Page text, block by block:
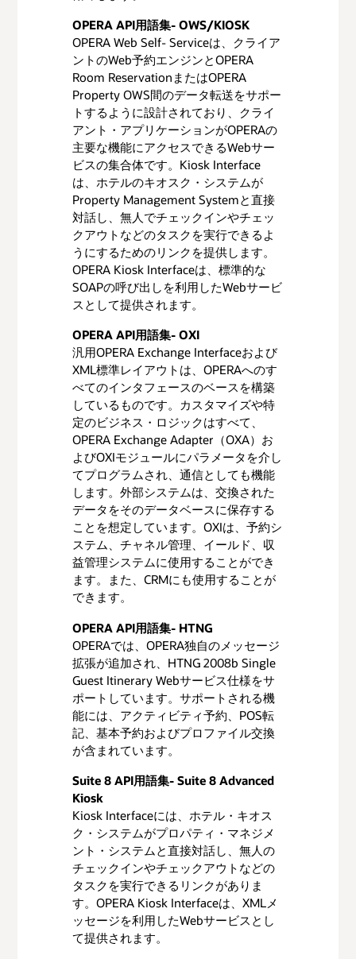
OPERA API用語集- OWS/KIOSK
OPERA Web Self- Serviceは、クライア
ントのWeb予約エンジンとOPERA
Room ReservationまたはOPERA
Property OWS間のデータ転送をサポー
トするように設計されており、クライ
アント・アプリケーションがOPERAの
主要な機能にアクセスできるWebサー
ビスの集合体です。Kiosk Interface
は、ホテルのキオスク・システムが
Property Management Systemと直接
対話し、無人でチェックインやチェッ
クアウトなどのタスクを実行できるよ
うにするためのリンクを提供します。
OPERA Kiosk Interfaceは、標準的な
SOAPの呼び出しを利用したWebサービ
スとして提供されます。
OPERA API用語集- OXI
汎用OPERA Exchange Interfaceおよび
XML標準レイアウトは、OPERAへのす
べてのインタフェースのベースを構築
しているものです。カスタマイズや特
定のビジネス・ロジックはすべて、
OPERA Exchange Adapter（OXA）お
よびOXIモジュールにパラメータを介し
てプログラムされ、通信としても機能
します。外部システムは、交換された
データをそのデータベースに保存する
ことを想定しています。OXIは、予約シ
ステム、チャネル管理、イールド、収
益管理システムに使用することができ
ます。また、CRMにも使用することが
できます。
OPERA API用語集- HTNG
OPERAでは、OPERA独自のメッセージ
拡張が追加され、HTNG 2008b Single
Guest Itinerary Webサービス仕様をサ
ポートしています。サポートされる機
能には、アクティビティ予約、POS転
記、基本予約およびプロファイル交換
が含まれています。
Suite 8 API用語集- Suite 8 Advanced
Kiosk
Kiosk Interfaceには、ホテル・キオス
ク・システムがプロパティ・マネジメ
ント・システムと直接対話し、無人の
チェックインやチェックアウトなどの
タスクを実行できるリンクがありま
す。OPERA Kiosk Interfaceは、XMLメ
ッセージを利用したWebサービスとし
て提供されます。
オラクルが判断する*オラクル製品を
補完するパートナー・ソリューショ
ンであること
業界のセキュリティ標準に準拠して
いるパートナー・ソリューションで
あること
パートナー・ソリューションがセキ
ュアであり、オラクル・ソフトウェ
アを外部へのエクスポージャや漏洩
の危険にさらさないこと
パートナー・ソリューションは、必
要に応じてPCIに準拠していること
（PCI DSS、PCI PTS、PCI P2PE、PCI
PA DSSを含む）
サポートおよび販売チャネル
パートナーは、パートナー・ソリュ
ーションについて、お客様に継続的
なサポート・サービスを提供するこ
と
パートナーは、アクティブな販売チ
ャネル（社内、アウトソーシング、
またはディーラー/リセラーネットワ
ーク）を持っていること
既存製品
パートナー・ソリューションは一般
的に利用可能
ホテル・パートナーの統合基準の説明
メタ検索接続と分析／入札ツールの
組み合わせ
企業RFP管理（コンソーシアム）
Webサイト・コンテンツ管理
OTA販売管理
PMS
CRM
アップセル
レピュテーション管理
バウチャー
IDとパスポート・スキャンニング
ハウスキーピング管理
宿泊前後のマーケティング
イールド／収益管理
レート・ショッピング
販売およびケータリング
オンライン・グループ予約
ライセンス
およびハー
ドウェアの
トラック
該当なし*
年間3,000
ドル
オラクルの
検証済の統
合
N/A
1,500ドル
（1回あた
り）
テストと検
証
平均5,000
ドル
7,000ド
ル〜15,000
ドル**
*オンプレミスのテスト・ラボが必要な場合
は必須となります
これは平均的な金額であり、詳細はスコ
ープ検討のミーティング後に決定されます
***すべての料金において、キャンセルおよ
び払い戻しは不可となります
Networkへの加入が求められます。ま
た、クラウドの検証のためのOracle
Cloud Market Placeやオンプレミス検
証のためのOracle Validated
Integrationsパスへの加入が求められま
す。
リクエストの送信